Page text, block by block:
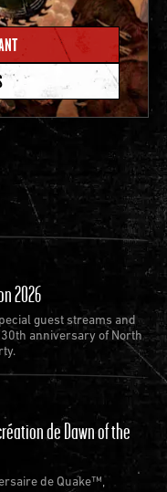
2026
guest streams and
anniversary of North
de Dawn of the
de Quake™,